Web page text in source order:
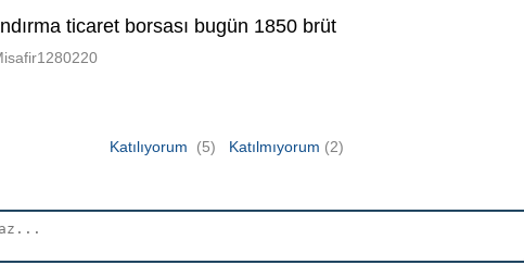
ticaret borsası bugün 1850 brüt
Katılıyorum (5) Katılmıyorum (2)